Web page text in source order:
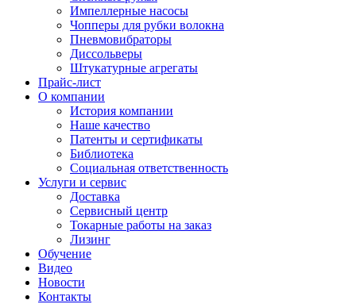
Импеллерные насосы
Чопперы для рубки волокна
Пневмовибраторы
Диссольверы
Штукатурные агрегаты
Прайс-лист
О компании
История компании
Наше качество
Патенты и сертификаты
Библиотека
Социальная ответственность
Услуги и сервис
Доставка
Сервисный центр
Токарные работы на заказ
Лизинг
Обучение
Видео
Новости
Контакты